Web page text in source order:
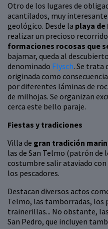
Otro de los lugares de
acantilados, muy
geológico. Desde la playa de
realizar un precioso
formaciones rocosas que
bajamar, queda al
denominado Flysch. Se trata
originada como
por diferentes láminas de
de milhojas. Se organizan
cerca este bello paraje.
Fiestas y tradiciones
Villa de gran tradición
las de San Telmo (patrón de
costumbre salir ataviado
los pescadores.
Destacan diversos actos
Telmo, las tamborradas, los
trainerillas... No obstante,
San Pedro, que incluyen